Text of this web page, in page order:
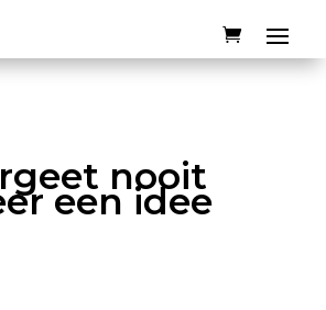
nooit
een idee